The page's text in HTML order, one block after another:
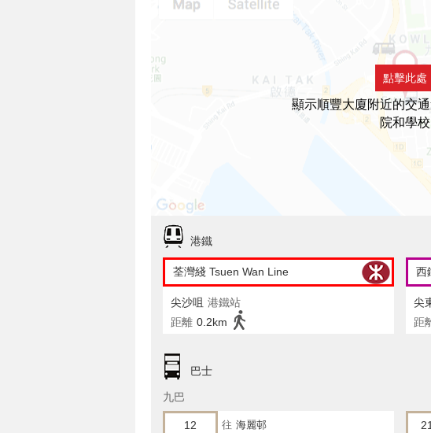
點擊此處
顯示順豐大廈附近的交
院和學校
港鐵
荃灣綫 Tsuen Wan Line
尖沙咀 港鐵站
距離 0.2km
西
尖
距
巴士
九巴
12 往 海麗邨